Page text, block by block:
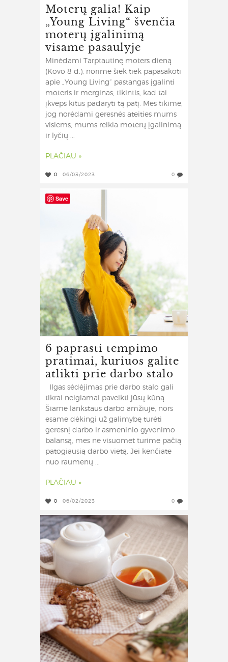
Moterų galia! Kaip
„Young Living“ švenčia
moterų įgalinimą
visame pasaulyje
Minėdami Tarptautinę moters dieną
(Kovo 8 d.), norime šiek tiek papasakoti
apie „Young Living“ pastangas įgalinti
moteris ir merginas, tikintis, kad tai
įkvėps kitus padaryti tą patį. Mes tikime,
jog norėdami geresnės ateities mums
visiems, mums reikia moterų įgalinimą
ir lyčių ...
PLAČIAU »
0 06/03/2023 0
6 paprasti tempimo
pratimai, kuriuos galite
atlikti prie darbo stalo
Ilgas sėdėjimas prie darbo stalo gali
tikrai neigiamai paveikti jūsų kūną.
Šiame lankstaus darbo amžiuje, nors
esame dėkingi už galimybę turėti
geresnį darbo ir asmeninio gyvenimo
balansą, mes ne visuomet turime pačią
patogiausią darbo vietą. Jei kenčiate
nuo raumenų ...
PLAČIAU »
0 06/02/2023 0
Save